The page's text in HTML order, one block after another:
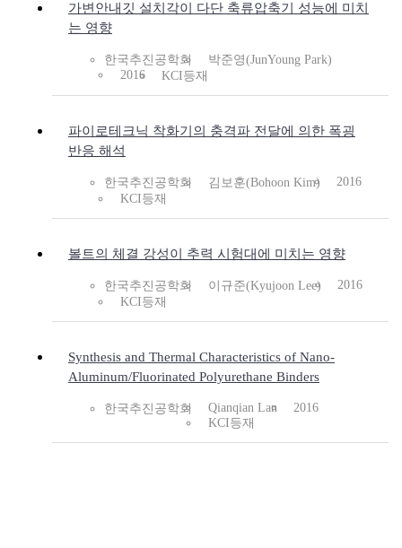
가변안내깃 설치각이 다단 축류압축기 성능에 미치
는 영향
한국추진공학회
박준영(JunYoung Park)
2016
KCI등재
파이로테크닉 착화기의 충격파 전달에 의한 폭굉
반응 해석
한국추진공학회 김보훈(Bohoon Kim)
2016
KCI등재
볼트의 체결 강성이 추력 시험대에 미치는 영향
한국추진공학회 이규준(Kyujoon Lee)
2016
KCI등재
Synthesis and Thermal Characteristics of Nano-
Aluminum/Fluorinated Polyurethane Binders
한국추진공학회 Qianqian Lan
2016
KCI등재